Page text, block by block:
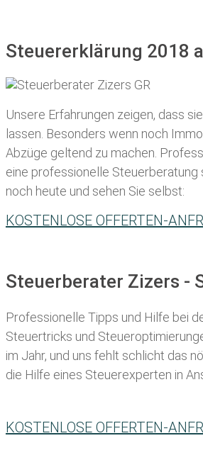
Steuererklärung 2018
Unsere Erfahrungen zeigen, dass
lassen . Besonders wenn noch
Abzüge geltend zu machen.
eine professionelle Steuerberatung
noch heute und sehen Sie selbst:
KOSTENLOSE OFFERTEN-
Steuerberater Zizers -
Professionelle Tipps und Hilfe bei
Steuertricks und
im Jahr, und uns fehlt schlicht das
die Hilfe eines Steuerexperten in
KOSTENLOSE OFFERTEN-